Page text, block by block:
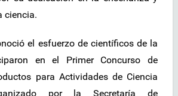
ciencia.
el esfuerzo de científicos de la
en el Primer Concurso de
para Actividades de Ciencia
por la Secretaría de